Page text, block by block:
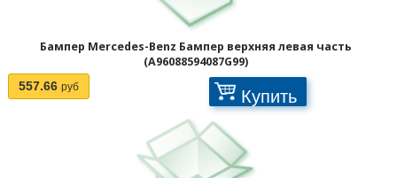
Бампер Mercedes-Benz Бампер верхняя левая часть
(A96088594087G99)
557.66 руб Купить